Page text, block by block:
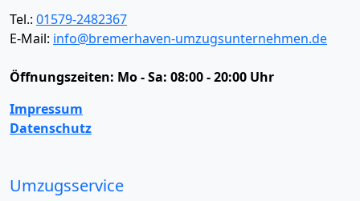
Tel.: 01579-2482367
E-Mail: info@bremerhaven-umzugsunternehmen.de
Öffnungszeiten: Mo - Sa: 08:00 - 20:00 Uhr
Impressum
Datenschutz
Umzugsservice